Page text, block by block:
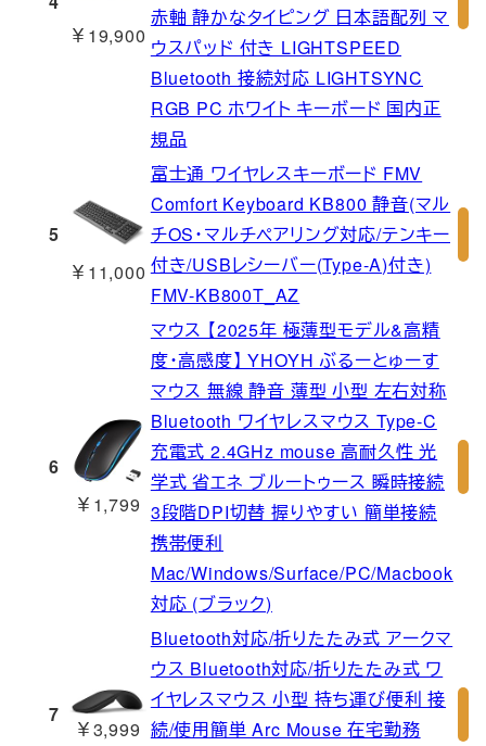
￥19,900
赤軸 静かなタイピング 日本語配列 マ
ウスパッド 付き LIGHTSPEED
Bluetooth 接続対応 LIGHTSYNC
RGB PC ホワイト キーボード 国内正
規品
5
￥11,000
富士通 ワイヤレスキーボード FMV
Comfort Keyboard KB800 静音(マル
チOS・マルチペアリング対応/テンキー
付き/USBレシーバー(Type-A)付き)
FMV-KB800T_AZ
6
￥1,799
マウス 【2025年 極薄型モデル&高精
度・高感度】 YHOYH ぶるーとゅーす
マウス 無線 静音 薄型 小型 左右対称
Bluetooth ワイヤレスマウス Type-C
充電式 2.4GHz mouse 高耐久性 光
学式 省エネ ブルートゥース 瞬時接続
3段階DPI切替 握りやすい 簡単接続
携帯便利
Mac/Windows/Surface/PC/Macbook
対応 (ブラック)
7
￥3,999
Bluetooth対応/折りたたみ式 アークマ
ウス Bluetooth対応/折りたたみ式 ワ
イヤレスマウス 小型 持ち運び便利 接
続/使用簡単 Arc Mouse 在宅勤務